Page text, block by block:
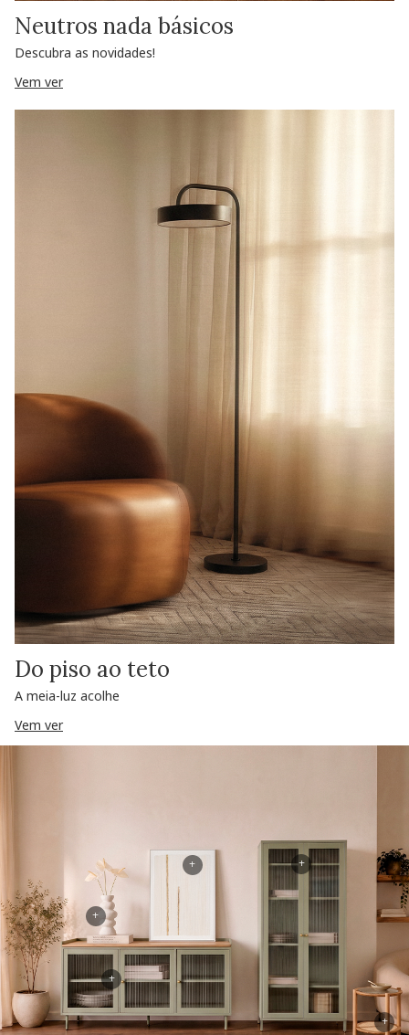
Neutros nada básicos
Descubra as novidades!
Vem ver
Do piso ao teto
A meia-luz acolhe
Vem ver
+
+
+
+
+